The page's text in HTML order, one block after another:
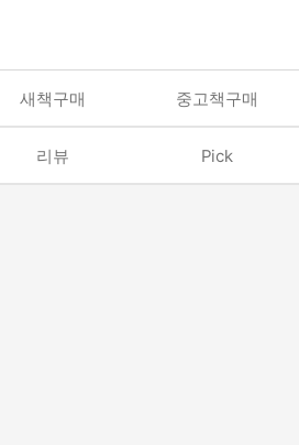
새책구매 중고책구매
리뷰 Pick